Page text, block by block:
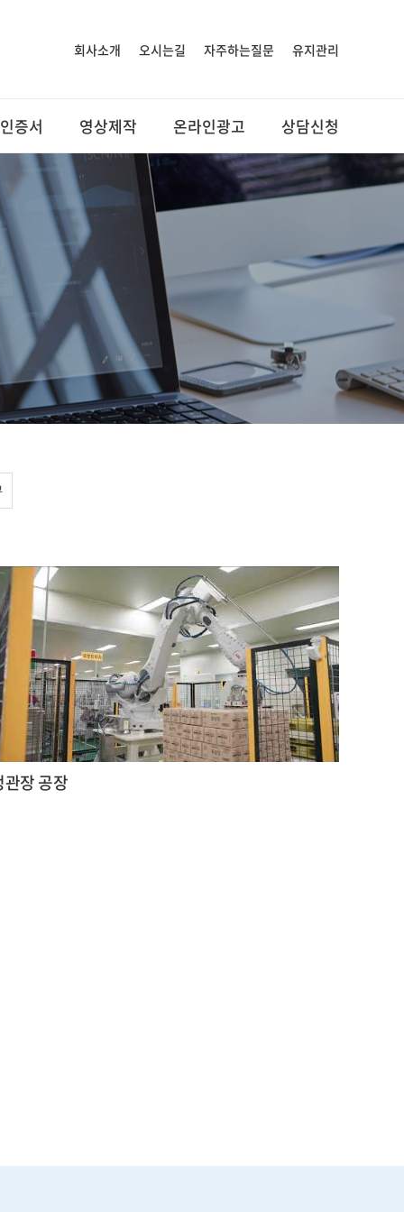
회사소개 오시는길 자주하는질문 유지관리
증서 영상제작 온라인광고 상담신청
관장 공장